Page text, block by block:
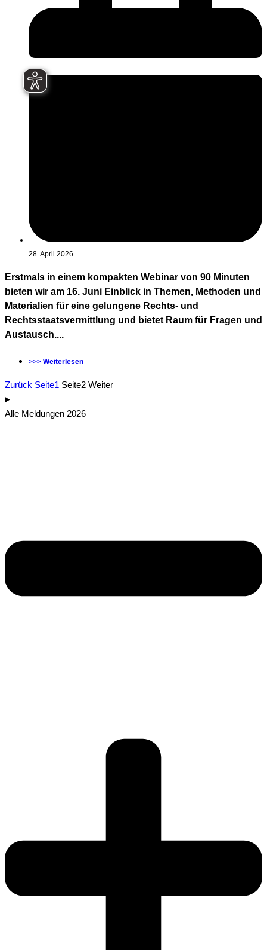
28. April 2026
Erstmals in einem kompakten Webinar von 90 Minuten
bieten wir am 16. Juni Einblick in Themen, Methoden und
Materialien für eine gelungene Rechts- und
Rechtsstaatsvermittlung und bietet Raum für Fragen und
Austausch....
>>> Weiterlesen
Zurück Seite1 Seite2 Weiter
Alle Meldungen 2026